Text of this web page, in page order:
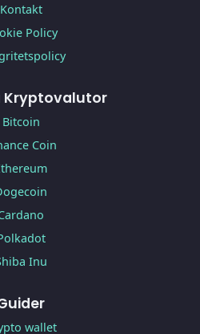
Kontakt
Policy
Kryptovalutor
Bitcoin
Coin
Inu
wallet